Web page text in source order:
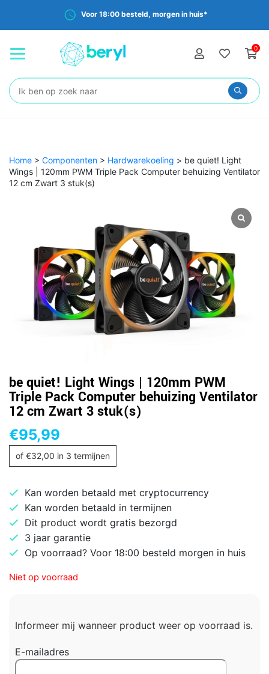
Voor 18:00 besteld, morgen in huis*
0
Zoeken:
Home > Componenten > Hardwarekoeling > be quiet! Light
Wings | 120mm PWM Triple Pack Computer behuizing Ventilator
12 cm Zwart 3 stuk(s)
be quiet! Light Wings | 120mm PWM
Triple Pack Computer behuizing Ventilator
12 cm Zwart 3 stuk(s)
€95,99
of €32,00 in 3 termijnen
Kan worden betaald met cryptocurrency
Kan worden betaald in termijnen
Dit product wordt gratis bezorgd
3 jaar garantie
Op voorraad? Voor 18:00 besteld morgen in huis
Niet op voorraad
Informeer mij wanneer product weer op voorraad is.
E-mailadres